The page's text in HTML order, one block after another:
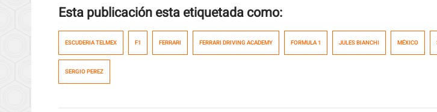
Esta publicación esta etiquetada como:
ESCUDERIA TELMEX F1 FERRARI FERRARI DRIVING ACADEMY FORMULA 1 JULES BIANCHI MÉXICO
SERGIO PEREZ